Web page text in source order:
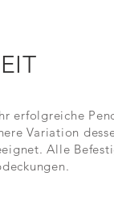
erfolgreiche
Variation
Alle